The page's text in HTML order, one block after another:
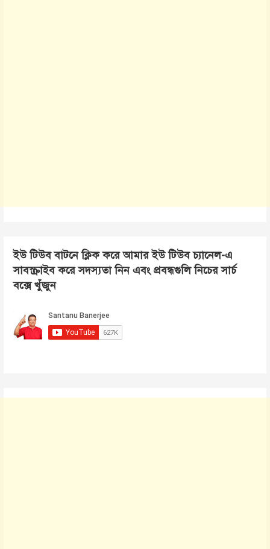
ইউ টিউব বাটনে ক্লিক করে আমার ইউ টিউব চ্যানেল-এ
সাবস্ক্রাইব করে সদস্যতা নিন এবং প্রবন্ধগুলি নিচের সার্চ
বক্সে খুঁজুন